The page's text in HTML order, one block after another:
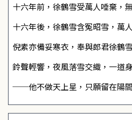
十六年前，徐鶴雪受萬人唾棄，
十六年後，徐鶴雪含冤昭雪，萬
倪素亦備妥寒衣，奉與郎君徐鶴
鈴聲輕響，夜風落雪交織，一道
──他不做天上星，只願留在陽